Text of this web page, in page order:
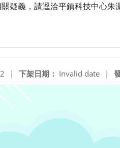
疑義，請逕洽平鎮科技中心朱
下架日期： Invalid date |
|